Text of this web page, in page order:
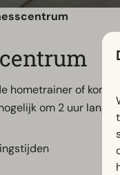
hometrainer of kom
om 2 uur lang